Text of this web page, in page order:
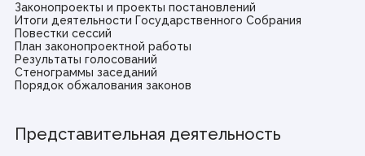
Законопроекты и проекты постановлений
Итоги деятельности Государственного Собрания
Повестки сессий
План законопроектной работы
Результаты голосований
Стенограммы заседаний
Порядок обжалования законов
Представительная деятельность